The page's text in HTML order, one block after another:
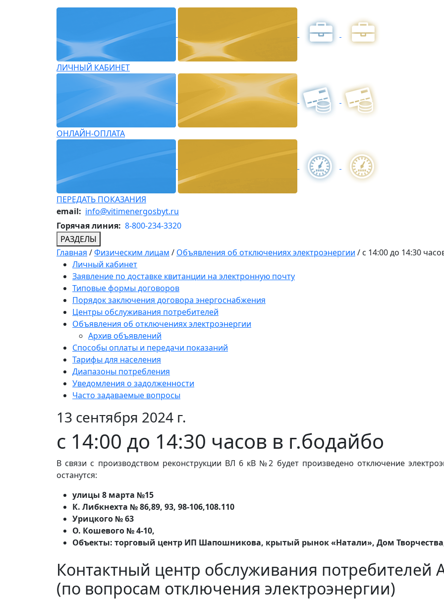
ЛИЧНЫЙ КАБИНЕТ
ОНЛАЙН-ОПЛАТА
ПЕРЕДАТЬ ПОКАЗАНИЯ
email: info@vitimenergosbyt.ru
Горячая линия: 8-800-234-3320
РАЗДЕЛЫ
Главная /Физическим лицам / Объявления об отключениях электроэнергии / с 14:00 до 14:30
Личный кабинет
Заявление по доставке квитанции на электронную почту
Типовые формы договоров
Порядок заключения договора энергоснабжения
Центры обслуживания потребителей
Объявления об отключениях электроэнергии
Архив объявлений
Способы оплаты и передачи показаний
Тарифы для населения
Диапазоны потребления
Уведомления о задолженности
Часто задаваемые вопросы
13 сентября 2024 г.
с 14:00 до 14:30 часов в г.бодайбо
В связи с производством реконструкции ВЛ 6 кВ №2 будет произведено отключение
останутся:
улицы 8 марта №15
К. Либкнехта № 86,89, 93, 98-106,108.110
Урицкого № 63
О. Кошевого № 4-10,
Объекты: торговый центр ИП Шапошникова, крытый рынок «Натали», Дом
Контактный центр обслуживания потребителей
(по вопросам отключения электроэнергии)